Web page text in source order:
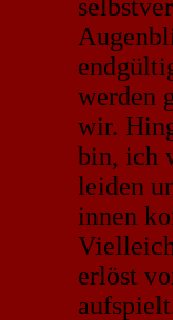
werden
wir.
bin, ich
leiden
innen
erlöst